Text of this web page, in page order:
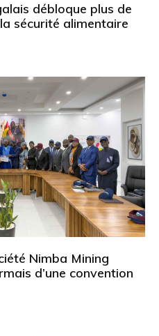
débloque plus de
sécurité alimentaire
Nimba Mining
d’une convention